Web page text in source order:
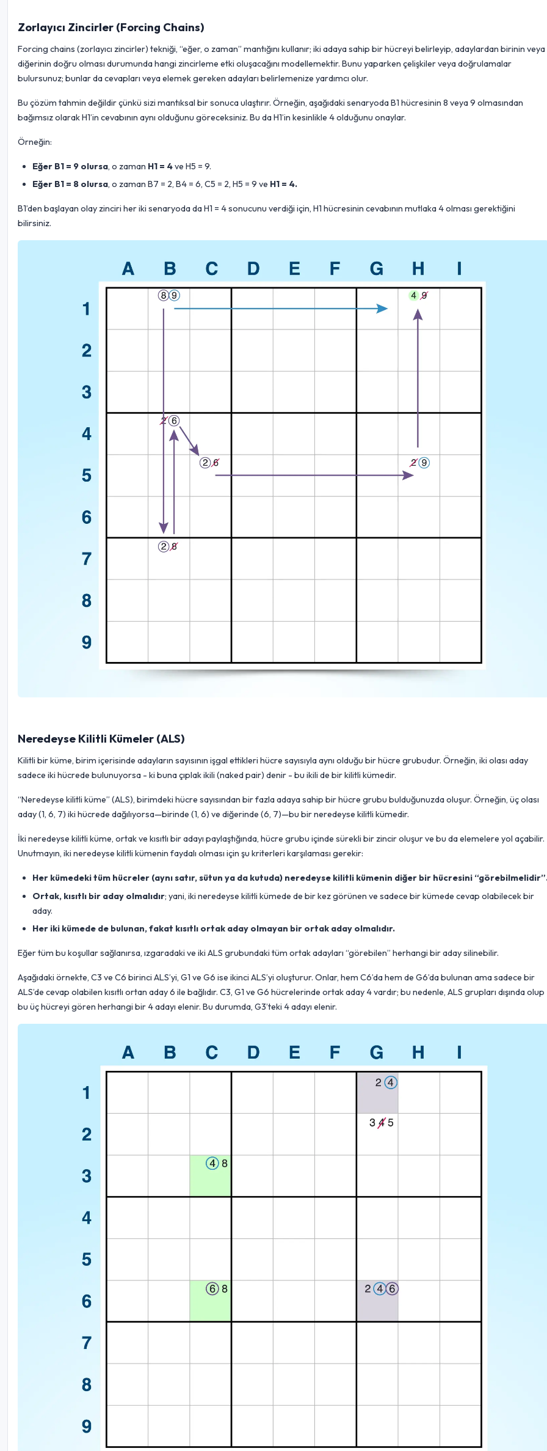
Zorlayıcı Zincirler (Forcing Chains)
Forcing chains (zorlayıcı zincirler) tekniği, “eğer, o zaman” mantığını kullanır; iki adaya sahip bir hücreyi belirleyip, adaylardan birinin veya
diğerinin doğru olması durumunda hangi zincirleme etki oluşacağını modellemektir. Bunu yaparken çelişkiler veya doğrulamalar
bulursunuz; bunlar da cevapları veya elemek gereken adayları belirlemenize yardımcı olur.
Bu çözüm tahmin değildir çünkü sizi mantıksal bir sonuca ulaştırır. Örneğin, aşağıdaki senaryoda B1 hücresinin 8 veya 9 olmasından
bağımsız olarak H1’in cevabının aynı olduğunu göreceksiniz. Bu da H1’in kesinlikle 4 olduğunu onaylar.
Örneğin:
Eğer B1 = 9 olursa, o zaman H1 = 4ve H5 = 9.
Eğer B1 = 8 olursa, o zaman B7 = 2, B4 = 6, C5 = 2, H5 = 9 ve H1 = 4.
B1’den başlayan olay zinciri her iki senaryoda da H1 = 4 sonucunu verdiği için, H1 hücresinin cevabının mutlaka 4 olması gerektiğini
bilirsiniz.
Neredeyse Kilitli Kümeler (ALS)
Kilitli bir küme, birim içerisinde adayların sayısının işgal ettikleri hücre sayısıyla aynı olduğu bir hücre grubudur. Örneğin, iki olası aday
sadece iki hücrede bulunuyorsa - ki buna çıplak ikili (naked pair) denir - bu ikili de bir kilitli kümedir.
“Neredeyse kilitli küme” (ALS), birimdeki hücre sayısından bir fazla adaya sahip bir hücre grubu bulduğunuzda oluşur. Örneğin, üç olası
aday (1, 6, 7) iki hücrede dağılıyorsa—birinde (1, 6) ve diğerinde (6, 7)—bu bir neredeyse kilitli kümedir.
İki neredeyse kilitli küme, ortak ve kısıtlı bir adayı paylaştığında, hücre grubu içinde sürekli bir zincir oluşur ve bu da elemelere yol açabilir.
Unutmayın, iki neredeyse kilitli kümenin faydalı olması için şu kriterleri karşılaması gerekir:
Her kümedeki tüm hücreler (aynı satır, sütun ya da kutuda) neredeyse kilitli kümenin diğer bir hücresini
Ortak, kısıtlı bir aday olmalıdır; yani, iki neredeyse kilitli kümede de bir kez görünen ve sadece bir kümede cevap olabilecek bir
aday.
Her iki kümede de bulunan, fakat kısıtlı ortak aday olmayan bir ortak aday olmalıdır.
Eğer tüm bu koşullar sağlanırsa, ızgaradaki ve iki ALS grubundaki tüm ortak adayları “görebilen” herhangi bir aday silinebilir.
Aşağıdaki örnekte, C3 ve C6 birinci ALS’yi, G1 ve G6 ise ikinci ALS’yi oluşturur. Onlar, hem C6’da hem de G6’da bulunan ama sadece bir
ALS’de cevap olabilen kısıtlı ortan aday 6 ile bağlıdır. C3, G1 ve G6 hücrelerinde ortak aday 4 vardır; bu nedenle, ALS grupları dışında olup
bu üç hücreyi gören herhangi bir 4 adayı elenir. Bu durumda, G3’teki 4 adayı elenir.